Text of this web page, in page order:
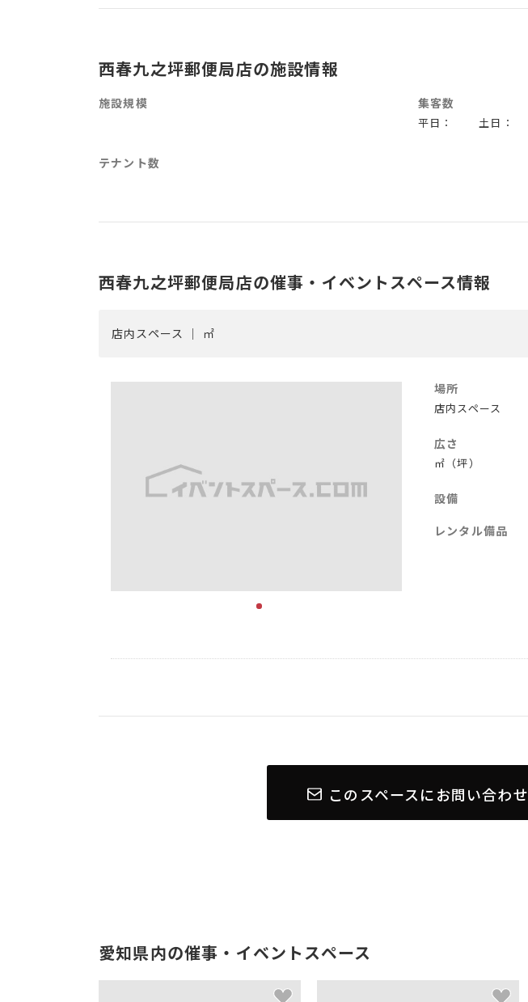
西春九之坪郵便局店の施設情報
施設規模 集客数
平日： 土日：
テナント数
西春九之坪郵便局店の催事・イベントスペース情報
店内スペース ｜ ㎡
場所
店内スペース
広さ
㎡（坪）
設備
レンタル備品
このスペースにお問い合わせ
愛知県内の催事・イベントスペース